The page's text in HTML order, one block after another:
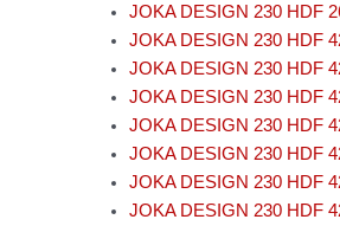
JOKA DESIGN 230 HDF
JOKA DESIGN 230 HDF
JOKA DESIGN 230 HDF
JOKA DESIGN 230 HDF
JOKA DESIGN 230 HDF
JOKA DESIGN 230 HDF
JOKA DESIGN 230 HDF
JOKA DESIGN 230 HDF